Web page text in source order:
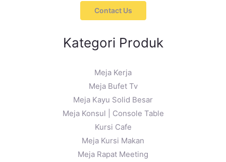
Contact Us
Kategori Produk
Meja Kerja
Meja Bufet Tv
Meja Kayu Solid Besar
Meja Konsul | Console Table
Kursi Cafe
Meja Kursi Makan
Meja Rapat Meeting